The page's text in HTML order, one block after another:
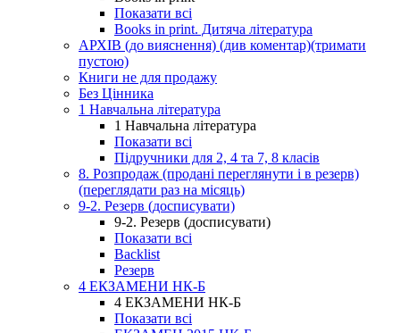
Показати всі
Books in print. Дитяча література
АРХІВ (до вияснення) (див коментар)(тримати
пустою)
Книги не для продажу
Без Цінника
1 Навчальна література
1 Навчальна література
Показати всі
Підручники для 2, 4 та 7, 8 класів
8. Розпродаж (продані переглянути і в резерв)
(переглядати раз на місяць)
9-2. Резерв (досписувати)
9-2. Резерв (досписувати)
Показати всі
Backlist
Резерв
4 ЕКЗАМЕНИ НК-Б
4 ЕКЗАМЕНИ НК-Б
Показати всі